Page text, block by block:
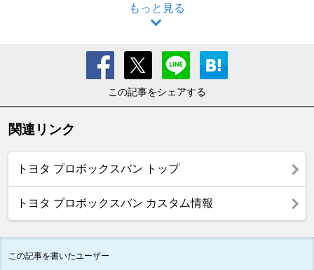
もっと見る
この記事をシェアする
関連リンク
トヨタ プロボックスバン トップ
トヨタ プロボックスバン カスタム情報
この記事を書いたユーザー